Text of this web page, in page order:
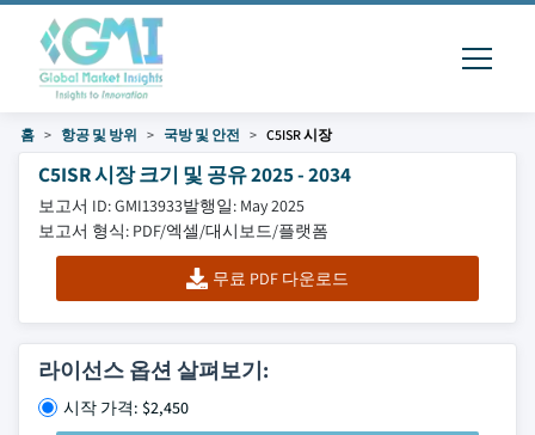
홈 항공 및 방위 국방 및 안전 C5ISR 시장
C5ISR 시장 크기 및 공유 2025 - 2034
보고서 ID: GMI13933발행일: May 2025
보고서 형식: PDF/엑셀/대시보드/플랫폼
무료 PDF 다운로드
라이선스 옵션 살펴보기:
시작 가격: $2,450